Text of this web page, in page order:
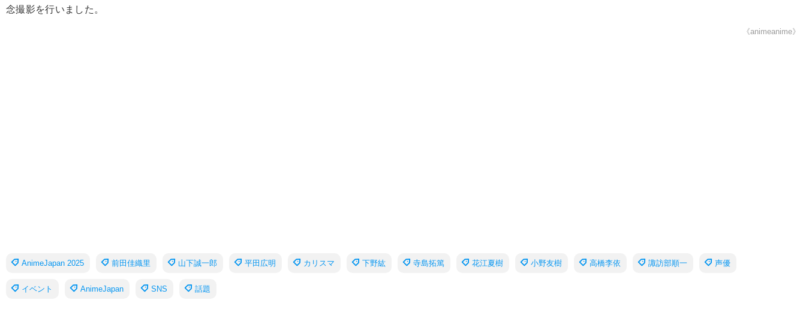
念撮影を行いました。
《animeanime》
AnimeJapan 2025 前田佳織里 山下誠一郎 平田広明 カリスマ 下野紘 寺島拓篤 花江夏樹 小野友樹 高橋李依 諏訪部順一 声優
イベント AnimeJapan SNS 話題